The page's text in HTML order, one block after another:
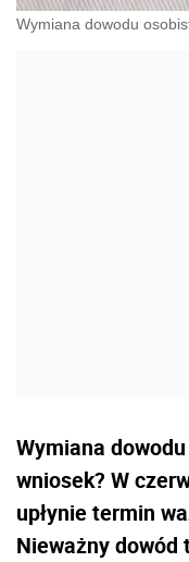
Wymiana dowodu
Wymiana
wniosek? W
upłynie termin
Nieważny dowód